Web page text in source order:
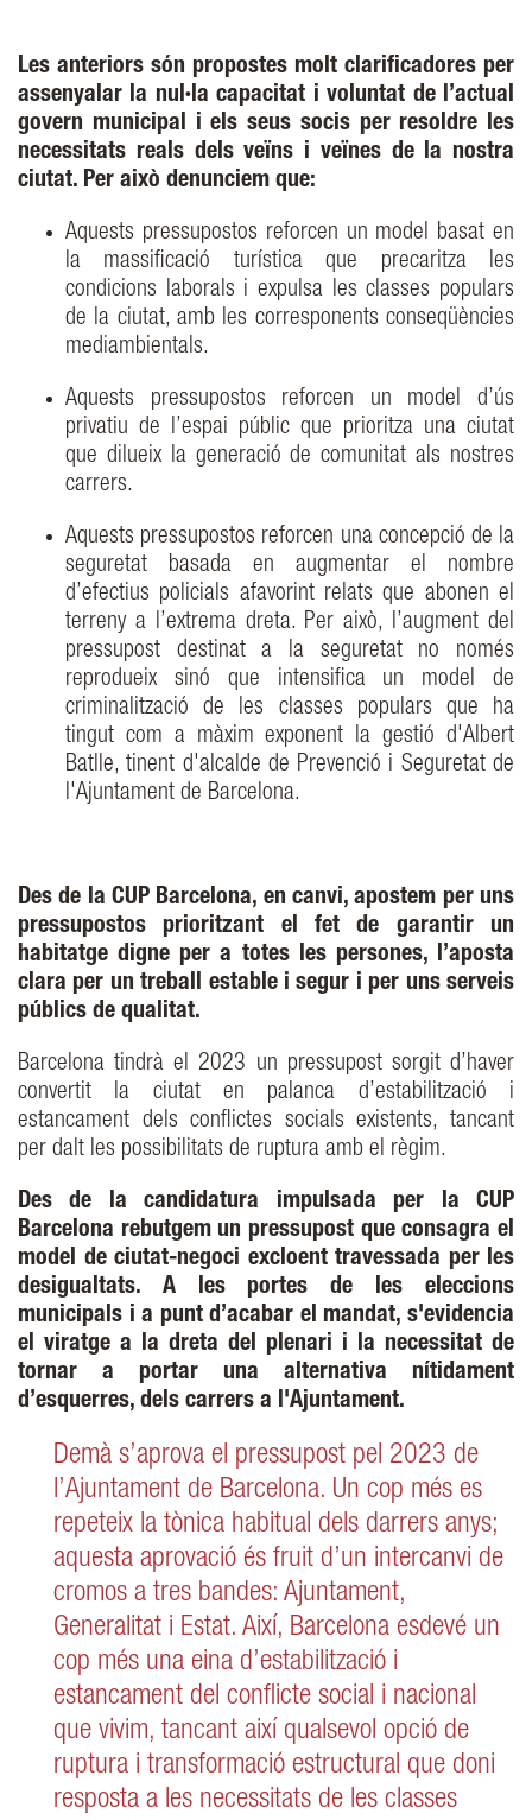
Les anteriors són propostes molt clarificadores per
assenyalar la nul·la capacitat i voluntat de l’actual
govern municipal i els seus socis per resoldre les
necessitats reals dels veïns i veïnes de la nostra
ciutat. Per això denunciem que:
Aquests pressupostos reforcen un model basat en
la massificació turística que precaritza les
condicions laborals i expulsa les classes populars
de la ciutat, amb les corresponents conseqüències
mediambientals.
Aquests pressupostos reforcen un model d’ús
privatiu de l’espai públic que prioritza una ciutat
que dilueix la generació de comunitat als nostres
carrers.
Aquests pressupostos reforcen una concepció de la
seguretat basada en augmentar el nombre
d’efectius policials afavorint relats que abonen el
terreny a l’extrema dreta. Per això, l’augment del
pressupost destinat a la seguretat no només
reprodueix sinó que intensifica un model de
criminalització de les classes populars que ha
tingut com a màxim exponent la gestió d'Albert
Batlle, tinent d'alcalde de Prevenció i Seguretat de
l'Ajuntament de Barcelona.
Des de la CUP Barcelona, en canvi, apostem per uns
pressupostos prioritzant el fet de garantir un
habitatge digne per a totes les persones, l’aposta
clara per un treball estable i segur i per uns serveis
públics de qualitat.
Barcelona tindrà el 2023 un pressupost sorgit d’haver
convertit la ciutat en palanca d’estabilització i
estancament dels conflictes socials existents, tancant
per dalt les possibilitats de ruptura amb el règim.
Des de la candidatura impulsada per la CUP
Barcelona rebutgem un pressupost que consagra el
model de ciutat-negoci excloent travessada per les
desigualtats. A les portes de les eleccions
municipals i a punt d’acabar el mandat, s'evidencia
el viratge a la dreta del plenari i la necessitat de
tornar a portar una alternativa nítidament
d’esquerres, dels carrers a l'Ajuntament.
Demà s’aprova el pressupost pel 2023 de
l’Ajuntament de Barcelona. Un cop més es
repeteix la tònica habitual dels darrers anys;
aquesta aprovació és fruit d’un intercanvi de
cromos a tres bandes: Ajuntament,
Generalitat i Estat. Així, Barcelona esdevé un
cop més una eina d’estabilització i
estancament del conflicte social i nacional
que vivim, tancant així qualsevol opció de
ruptura i transformació estructural que doni
resposta a les necessitats de les classes